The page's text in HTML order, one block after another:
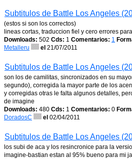
Subtitulos de Battle Los Angeles
(estos si son los correctos)
lineas cortas, traduccion fiel y cero errores
Downloads: 502 Cds: 1 Comentarios: 1
Metalleru
el 21/07/2011
Subtitulos de Battle Los Angeles
son los de camilitas, sincronizados en su
segundo), corregida la mayor parte de los
y corregidas otras le falta algunos detalles,
de imagine
Downloads: 480 Cds: 1 Comentarios: 0
DoradosC
el 02/04/2011
Subtitulos de Battle Los Angeles
los subi de aca y los resincronice para la
imagine-bastian estan al 95% bueno para mi